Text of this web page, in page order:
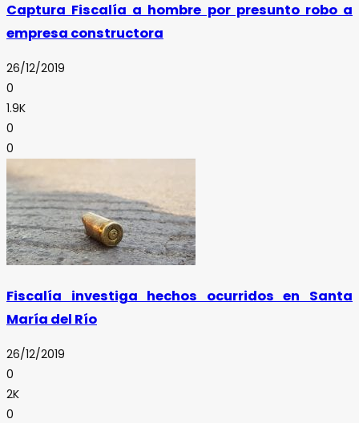
Captura Fiscalía a hombre por presunto robo a
empresa constructora
26/12/2019
0
1.9K
0
0
Fiscalía investiga hechos ocurridos en Santa
María del Río
26/12/2019
0
2K
0